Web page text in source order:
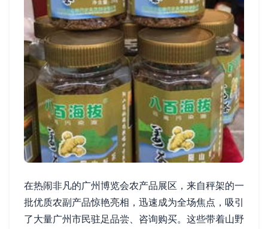
在热闹非凡的广州博览会农产品展区，来自秤架的一
批优质农副产品惊艳亮相，迅速成为全场焦点，吸引
了大量广州市民驻足品尝、咨询购买。这些带着山野